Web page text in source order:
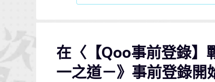
在〈【Qoo事前登錄】
一之道－》事前登錄開